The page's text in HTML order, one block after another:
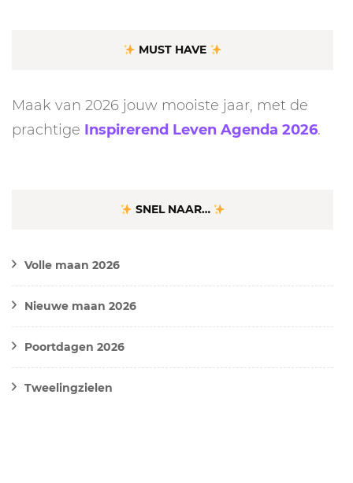
MUST HAVE
Maak van 2026 jouw mooiste jaar, met de
prachtige Inspirerend Leven Agenda 2026.
SNEL NAAR…
Volle maan 2026
Nieuwe maan 2026
Poortdagen 2026
Tweelingzielen